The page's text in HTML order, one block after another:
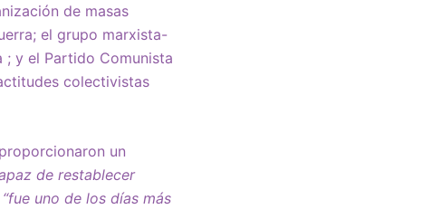
de masas
el grupo marxista-
; y el Partido Comunista
colectivistas
un
de restablecer
“fue uno de los días más